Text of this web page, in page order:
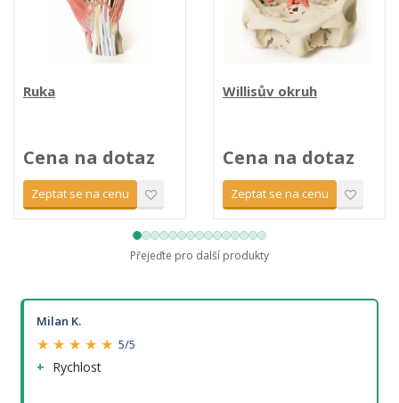
Ruka
Cena na dotaz
Zeptat se na cenu
Willisův okruh
Cena na dotaz
Zeptat se na cenu
Přejeďte pro další produkty
Milan K.
★ ★ ★ ★ ★ 5/5
Rychlost